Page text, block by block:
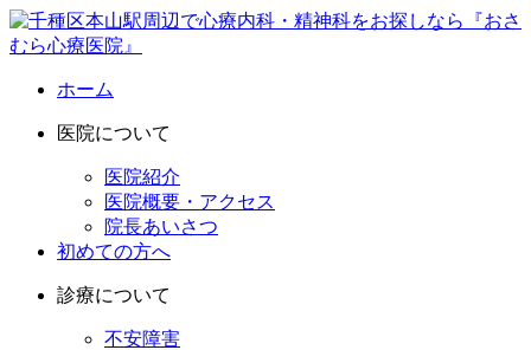
ホーム
医院について
医院紹介
医院概要・アクセス
院長あいさつ
初めての方へ
診療について
不安障害